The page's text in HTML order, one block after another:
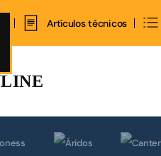
Artículos técnicos